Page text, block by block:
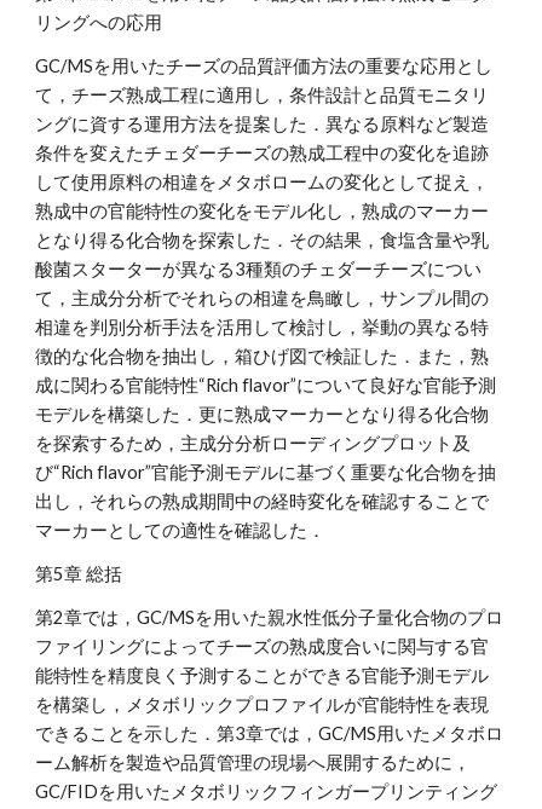
リングへの応用
GC/MSを用いたチーズの品質評価方法の重要な応用とし
て，チーズ熟成工程に適用し，条件設計と品質モニタリ
ングに資する運用方法を提案した．異なる原料など製造
条件を変えたチェダーチーズの熟成工程中の変化を追跡
して使用原料の相違をメタボロームの変化として捉え，
熟成中の官能特性の変化をモデル化し，熟成のマーカー
となり得る化合物を探索した．その結果，食塩含量や乳
酸菌スターターが異なる3種類のチェダーチーズについ
て，主成分分析でそれらの相違を鳥瞰し，サンプル間の
相違を判別分析手法を活用して検討し，挙動の異なる特
徴的な化合物を抽出し，箱ひげ図で検証した．また，熟
成に関わる官能特性“Rich flavor”について良好な官能予測
モデルを構築した．更に熟成マーカーとなり得る化合物
を探索するため，主成分分析ローディングプロット及
び“Rich flavor”官能予測モデルに基づく重要な化合物を抽
出し，それらの熟成期間中の経時変化を確認することで
マーカーとしての適性を確認した．
第5章 総括
第2章では，GC/MSを用いた親水性低分子量化合物のプロ
ファイリングによってチーズの熟成度合いに関与する官
能特性を精度良く予測することができる官能予測モデル
を構築し，メタボリックプロファイルが官能特性を表現
できることを示した．第3章では，GC/MS用いたメタボロ
ーム解析を製造や品質管理の現場へ展開するために，
GC/FIDを用いたメタボリックフィンガープリンティング